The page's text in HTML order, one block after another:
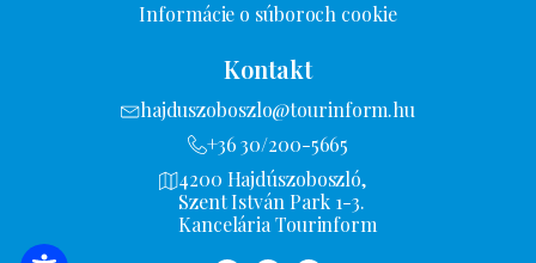
Informácie o súboroch cookie
Kontakt
hajduszoboszlo@tourinform.hu
+36 30/200-5665
4200 Hajdúszoboszló,
Szent István Park 1-3.
Kancelária Tourinform